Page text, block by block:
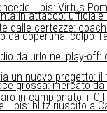
in attacco: ufficiale
da copertina: colpo
grossa: mercato
il bis: Virtus
da urlo nei play-off:
il bis: blitz riuscito a
dalle certezze:
un nuovo progetto:
in campionato: il